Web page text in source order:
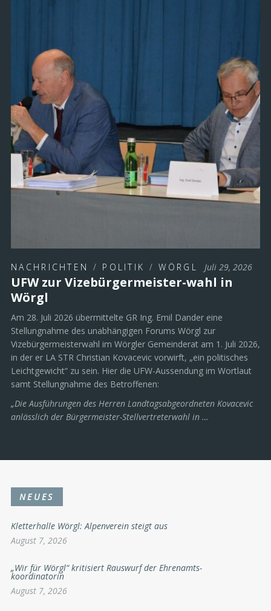
NACHRICHTEN / POLITIK /WÖRGL Juli 29, 2026
UFW zur Vizebürgermeister-wahl in
Wörgl
Am 28. Juli 2026 übermittelte GR Ing. Emil Dander eine
Stellungnahme des unabhängigen Forums Wörgl zur
Vizebürgermeisterwahl im Wörgler Gemeinderat am 1. Juli 2026,
in der er LA STR Christian Kovacevic vorwirft, „ein politisches
Leichtgewicht“ zu sein. Hier die UFW-Aussendung im Wortlaut
samt Stellungnahme des Betroffenen:
„Die Ausführungen des Herren Landtagsabgeordneten Kovacevic
anlässlich der Bürgermeister-Stellvertreterwahl in …
NEUES
Kletterhalle Wörgl: Alpenverein steigt aus
August 7, 2026
„Wir für Wörgl“ kritisiert Rauswurf der Ehrenamts-
koordinatorin
August 7, 2026